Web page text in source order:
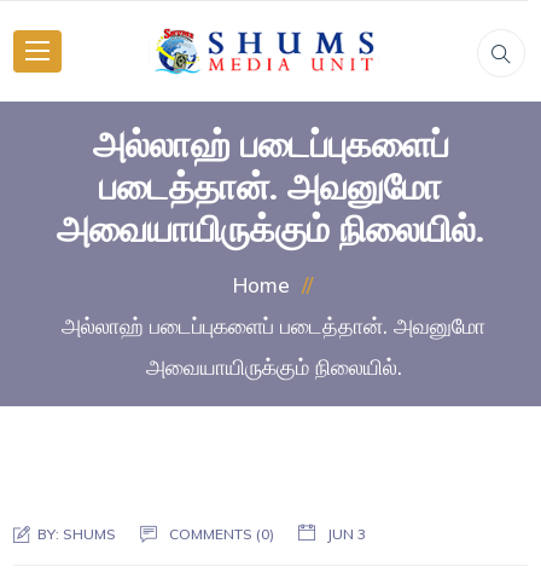
அல்லாஹ் படைப்புகளைப்
படைத்தான். அவனுமோ
அவையாயிருக்கும் நிலையில்.
Home
அல்லாஹ் படைப்புகளைப் படைத்தான். அவனுமோ
அவையாயிருக்கும் நிலையில்.
BY: SHUMS COMMENTS (0) JUN 3